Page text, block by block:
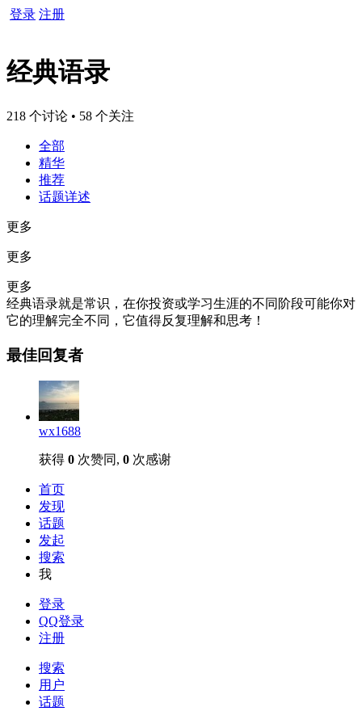
登录 注册
经典语录
218 个讨论 • 58 个关注
全部
精华
推荐
话题详述
更多
更多
更多
经典语录就是常识，在你投资或学习生涯的不同阶段可能你对
它的理解完全不同，它值得反复理解和思考！
最佳回复者
wx1688
获得 0 次赞同, 0 次感谢
首页
发现
话题
发起
搜索
我
登录
QQ登录
注册
搜索
用户
话题